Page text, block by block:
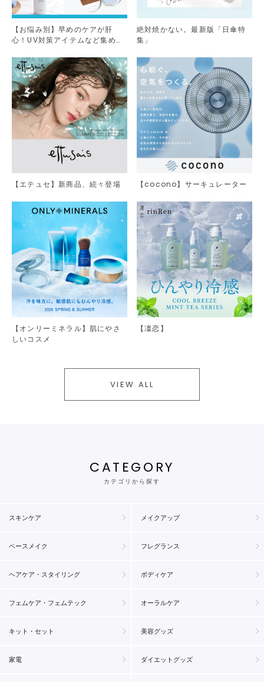
【お悩み別】早めのケアが肝
心！UV対策アイテムなど集めま
絶対焼かない。最新版「日傘特
集」
【エテュセ】新商品、続々登場 【cocono】サーキュレーター
【オンリーミネラル】肌にやさ
しいコスメ
【凜恋】
VIEW ALL
CATEGORY
カテゴリから探す
スキンケア メイクアップ
ベースメイク フレグランス
ヘアケア・スタイリング ボディケア
フェムケア・フェムテック オーラルケア
キット・セット 美容グッズ
家電 ダイエットグッズ